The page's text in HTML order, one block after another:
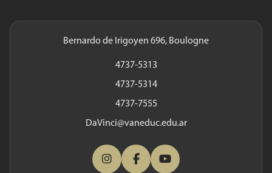
Bernardo de Irigoyen 696, Boulogne
4737-5313
4737-5314
4737-7555
DaVinci@vaneduc.edu.ar